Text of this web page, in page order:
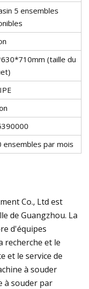
5 ensembles
(taille du
ensembles par mois
Co., Ltd est
de Guangzhou. La
d'équipes
recherche et le
et le service de
à souder
à souder par